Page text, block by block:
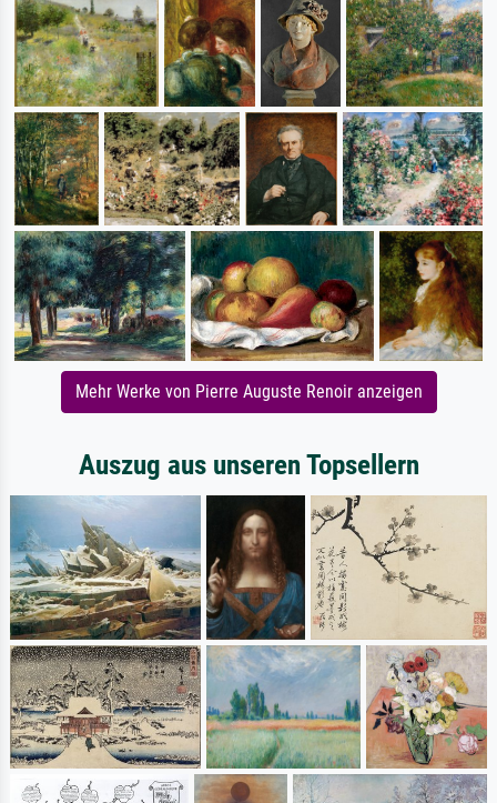
Mehr Werke von Pierre Auguste Renoir anzeigen
Auszug aus unseren Topsellern